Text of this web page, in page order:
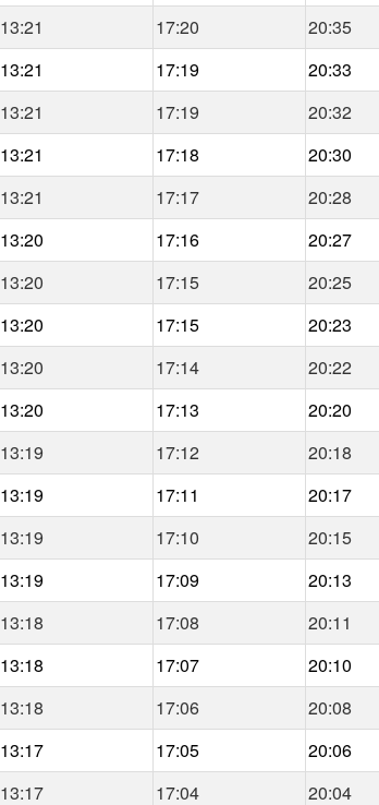
13:21 17:20 20:35
13:21 17:19 20:33
13:21 17:19 20:32
13:21 17:18 20:30
13:21 17:17 20:28
13:20 17:16 20:27
13:20 17:15 20:25
13:20 17:15 20:23
13:20 17:14 20:22
13:20 17:13 20:20
13:19 17:12 20:18
13:19 17:11 20:17
13:19 17:10 20:15
13:19 17:09 20:13
13:18 17:08 20:11
13:18 17:07 20:10
13:18 17:06 20:08
13:17 17:05 20:06
13:17 17:04 20:04